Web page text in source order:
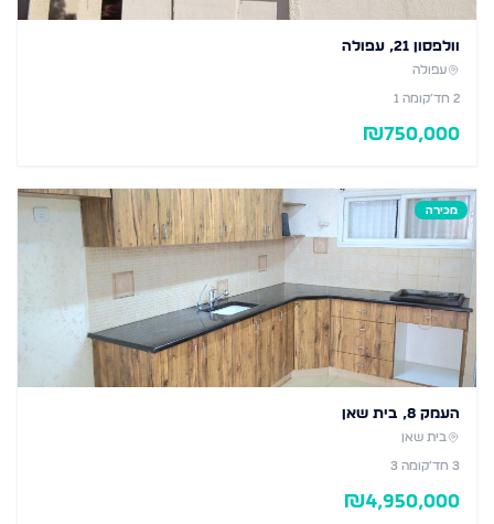
וולפסון 21, עפולה
עפולה
2 חד׳קומה 1
₪750,000
מכירה
העמק 8, בית שאן
בית שאן
3 חד׳קומה 3
₪4,950,000